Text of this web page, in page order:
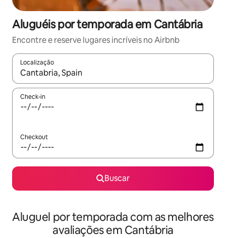
Aluguéis por temporada em Cantábria
Encontre e reserve lugares incríveis no Airbnb
Localização
Quando os resultados estiverem disponíveis, explore-os
Check-in
Checkout
Buscar
Aluguel por temporada com as melhores
avaliações em Cantábria